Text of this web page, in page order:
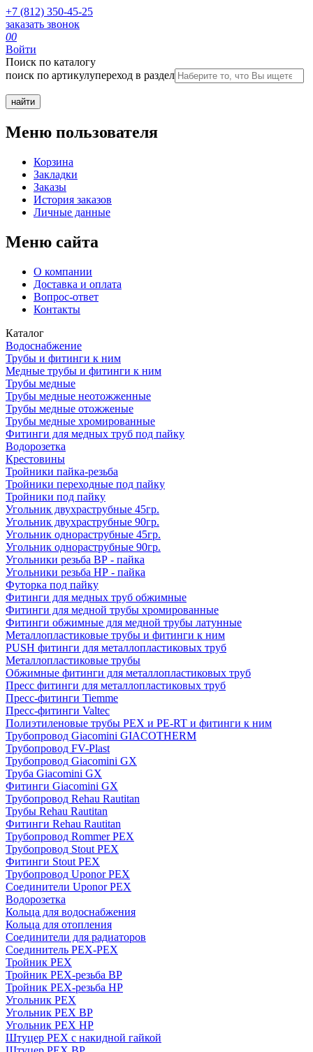
+7 (812) 350-45-25
заказать звонок
00
Войти
Поиск по каталогу
поиск по артикулупереход в раздел
Меню пользователя
Корзина
Закладки
Заказы
История заказов
Личные данные
Меню сайта
О компании
Доставка и оплата
Вопрос-ответ
Контакты
Каталог
Водоснабжение
Трубы и фитинги к ним
Медные трубы и фитинги к ним
Трубы медные
Трубы медные неотожженные
Трубы медные отожженые
Трубы медные хромированные
Фитинги для медных труб под пайку
Водорозетка
Крестовины
Тройники пайка-резьба
Тройники переходные под пайку
Тройники под пайку
Угольник двухраструбные 45гр.
Угольник двухраструбные 90гр.
Угольник однораструбные 45гр.
Угольник однораструбные 90гр.
Угольники резьба ВР - пайка
Угольники резьба НР - пайка
Футорка под пайку
Фитинги для медных труб обжимные
Фитинги для медной трубы хромированные
Фитинги обжимные для медной трубы латунные
Металлопластиковые трубы и фитинги к ним
PUSH фитинги для металлопластиковых труб
Металлопластиковые трубы
Обжимные фитинги для металлопластиковых труб
Пресс фитинги для металлопластиковых труб
Пресс-фитинги Tiemme
Пресс-фитинги Valtec
Полиэтиленовые трубы PEX и PE-RT и фитинги к ним
Трубопровод Giacomini GIACOTHERM
Трубопровод FV-Plast
Трубопровод Giacomini GX
Труба Giacomini GX
Фитинги Giacomini GX
Трубопровод Rehau Rautitan
Трубы Rehau Rautitan
Фитинги Rehau Rautitan
Трубопровод Rommer PEX
Трубопровод Stout PEX
Фитинги Stout PEX
Трубопровод Uponor PEX
Соединители Uponor PEX
Водорозетка
Кольца для водоснабжения
Кольца для отопления
Соединители для радиаторов
Соединитель PEX-PEX
Тройник PEX
Тройник PEX-резьба ВР
Тройник PEX-резьба НР
Угольник PEX
Угольник PEX ВР
Угольник PEX НР
Штуцер PEX c накидной гайкой